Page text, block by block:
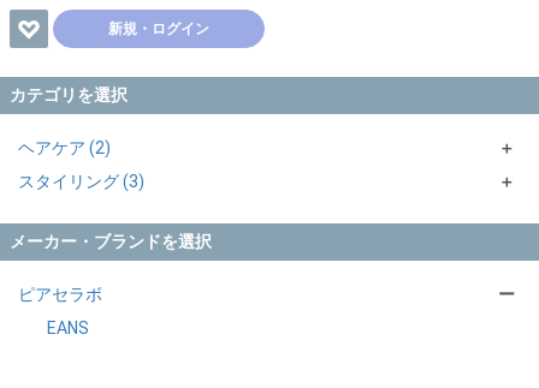
カテゴリを選択
ヘアケア (2)
トリートメント・マスク (1)
＋
スタイリング (3)
＋
メーカー・ブランドを選択
ピアセラボ
EANS
ー
新規・ログイン